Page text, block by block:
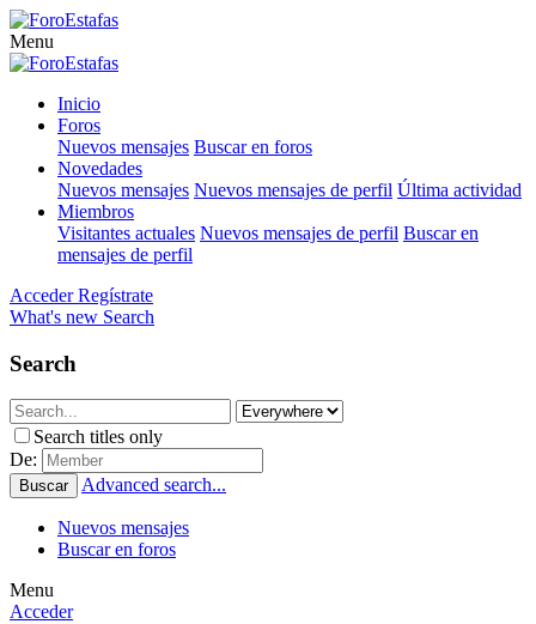
Menu
Inicio
Foros
Nuevos mensajes Buscar en foros
Novedades
Nuevos mensajes Nuevos mensajes de perfil Última actividad
Miembros
Visitantes actuales Nuevos mensajes de perfil Buscar en
mensajes de perfil
Acceder Regístrate
What's new Search
Search
Search titles only
De:
Buscar Advanced search...
Nuevos mensajes
Buscar en foros
Menu
Acceder